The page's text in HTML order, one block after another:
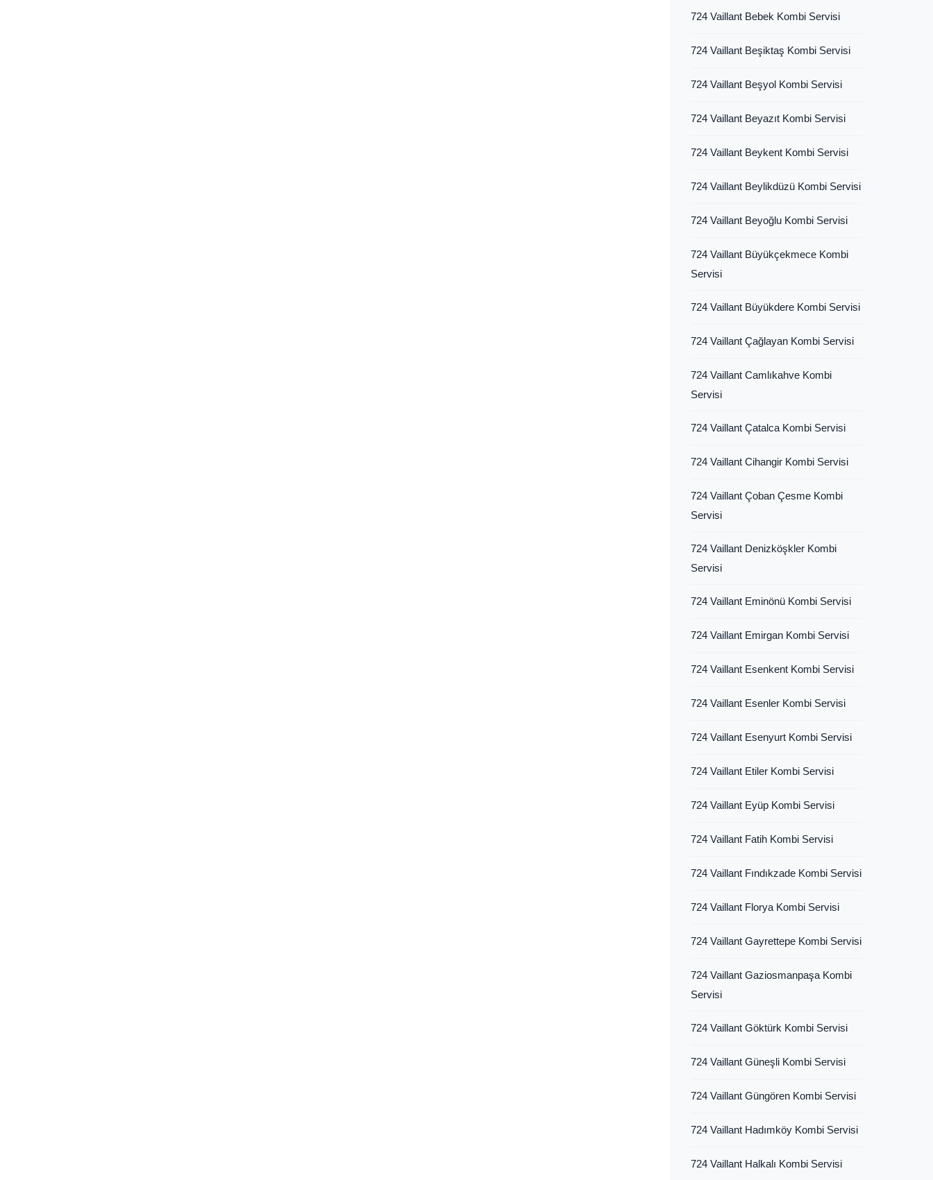
724 Vaillant Bebek Kombi Servisi
724 Vaillant Beşiktaş Kombi Servisi
724 Vaillant Beşyol Kombi Servisi
724 Vaillant Beyazıt Kombi Servisi
724 Vaillant Beykent Kombi Servisi
724 Vaillant Beylikdüzü Kombi Servisi
724 Vaillant Beyoğlu Kombi Servisi
724 Vaillant Büyükçekmece Kombi
Servisi
724 Vaillant Büyükdere Kombi Servisi
724 Vaillant Çağlayan Kombi Servisi
724 Vaillant Camlıkahve Kombi
Servisi
724 Vaillant Çatalca Kombi Servisi
724 Vaillant Cihangir Kombi Servisi
724 Vaillant Çoban Çesme Kombi
Servisi
724 Vaillant Denizköşkler Kombi
Servisi
724 Vaillant Eminönü Kombi Servisi
724 Vaillant Emirgan Kombi Servisi
724 Vaillant Esenkent Kombi Servisi
724 Vaillant Esenler Kombi Servisi
724 Vaillant Esenyurt Kombi Servisi
724 Vaillant Etiler Kombi Servisi
724 Vaillant Eyüp Kombi Servisi
724 Vaillant Fatih Kombi Servisi
724 Vaillant Fındıkzade Kombi Servisi
724 Vaillant Florya Kombi Servisi
724 Vaillant Gayrettepe Kombi Servisi
724 Vaillant Gaziosmanpaşa Kombi
Servisi
724 Vaillant Göktürk Kombi Servisi
724 Vaillant Güneşli Kombi Servisi
724 Vaillant Güngören Kombi Servisi
724 Vaillant Hadımköy Kombi Servisi
724 Vaillant Halkalı Kombi Servisi